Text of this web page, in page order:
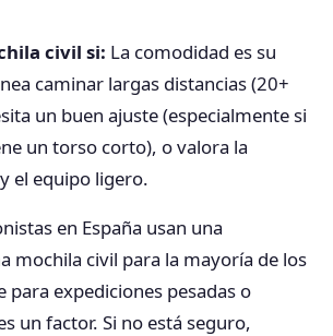
civil si: La comodidad es su
caminar largas distancias (20+
un buen ajuste (especialmente si
un torso corto), o valora la
el equipo ligero.
en España usan una
mochila civil para la mayoría de los
para expediciones pesadas o
un factor. Si no está seguro,